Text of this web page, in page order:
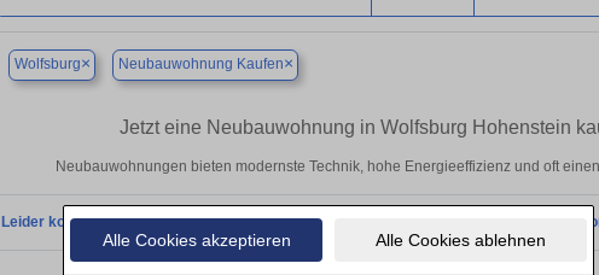
Alle Cookies akzeptieren Alle Cookies ablehnen
Wolfsburg× Neubauwohnung Kaufen×
Jetzt eine Neubauwohnung in Wolfsburg Hohenstein
Neubauwohnungen bieten modernste Technik, hohe Energieeffizienz und oft
Leider konnten wir derzeit keine passenden Objekte finden. Schauen Sie bald wieder